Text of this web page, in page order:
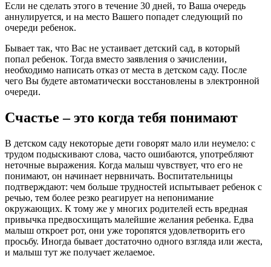
Если не сделать этого в течение 30 дней, то Ваша очередь
аннулируется, и на место Вашего попадет следующий по
очереди ребенок.
Бывает так, что Вас не устаивает детский сад, в который
попал ребенок. Тогда вместо заявления о зачислении,
необходимо написать отказ от места в детском саду. После
чего Вы будете автоматически восстановлены в электронной
очереди.
Счастье – это когда тебя понимают
В детском саду некоторые дети говорят мало или неумело: с
трудом подыскивают слова, часто ошибаются, употребляют
неточные выражения. Когда малыш чувствует, что его не
понимают, он начинает нервничать. Воспитательницы
подтверждают: чем больше трудностей испытывает ребенок с
речью, тем более резко реагирует на непонимание
окружающих. К тому же у многих родителей есть вредная
привычка предвосхищать малейшие желания ребенка. Едва
малыш откроет рот, они уже торопятся удовлетворить его
просьбу. Иногда бывает достаточно одного взгляда или жеста,
и малыш тут же получает желаемое.